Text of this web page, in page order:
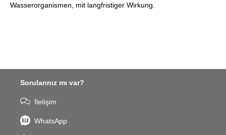
Wasserorganismen, mit langfristiger Wirkung.
Sorularınız mı var?
İletişim
WhatsApp